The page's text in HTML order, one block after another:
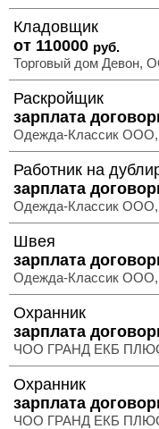
Кладовщик
от 110000 руб.
Торговый дом Девон,
Раскройщик
зарплата
Одежда-Классик
Работник на
зарплата
Одежда-Классик
Швея
зарплата
Одежда-Классик
Охранник
зарплата
ЧОО ГРАНД ЕКБ
Охранник
зарплата
ЧОО ГРАНД ЕКБ